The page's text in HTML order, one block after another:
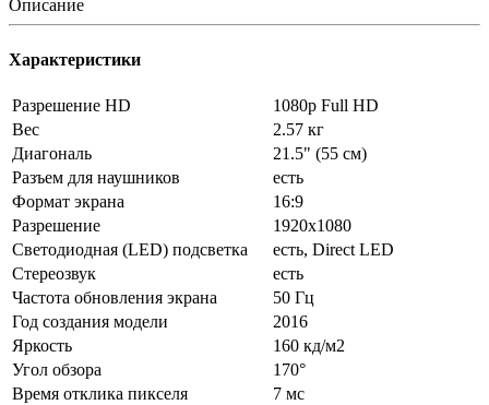
Описание
Характеристики
Разрешение HD
1080p Full HD
Вес
2.57 кг
Диагональ
21.5" (55 см)
Разъем для наушников
есть
Формат экрана
16:9
Разрешение
1920x1080
Светодиодная (LED) подсветка
есть, Direct LED
Стереозвук
есть
Частота обновления экрана
50 Гц
Год создания модели
2016
Яркость
160 кд/м2
Угол обзора
170°
Время отклика пикселя
7 мс